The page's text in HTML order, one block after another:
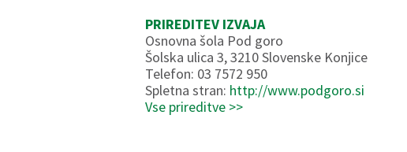
PRIREDITEV IZVAJA
Osnovna šola Pod goro
Šolska ulica 3, 3210 Slovenske Konjice
Telefon: 03 7572 950
Spletna stran: http://www.podgoro.si
Vse prireditve >>